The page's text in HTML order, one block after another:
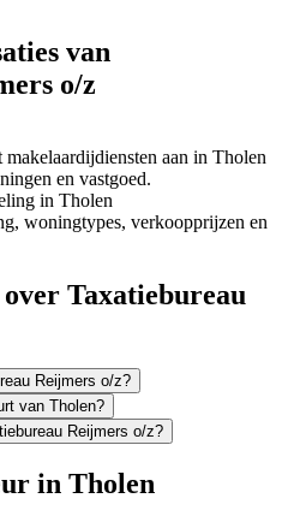
van
o/z
aan in Tholen
en vastgoed.
in Tholen
woningtypes, verkoopprijzen en
Taxatiebureau
Reijmers o/z?
van Tholen?
Reijmers o/z?
in Tholen